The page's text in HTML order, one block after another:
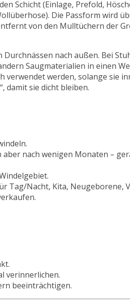
Schicht (Einlage, Prefold,
Die Passform wird
von den Mulltüchern der
nach außen. Bei
Saugmaterialien in einen
verwendet werden, solange sie
damit sie dicht bleiben.
nach wenigen Monaten –
Tag/Nacht, Kita, Neugeborene,
verinnerlichen.
beeinträchtigen.